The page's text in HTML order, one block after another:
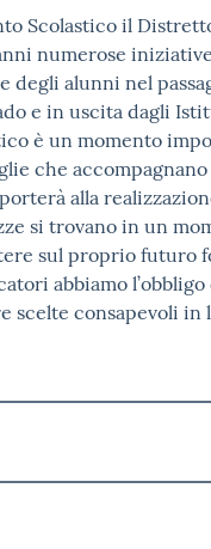
Scolastico il
numerose
degli alunni nel
e in uscita dagli
è un momento
che
alla
si trovano in un
sul proprio futuro
abbiamo
scelte consapevoli in